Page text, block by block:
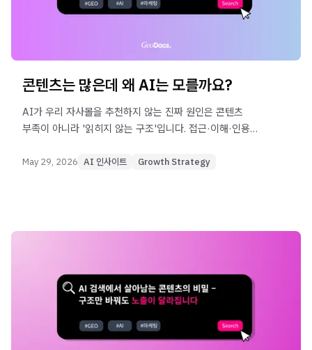
콘텐츠는 많은데 왜 AI는 모를까요?
AI가 우리 자사몰을 추천하지 않는 진짜 원인은 콘텐츠
부족이 아니라 '읽히지 않는 구조'입니다. 접근·이해·인용
정리했습니다.
May 29, 2026 AI 인사이트 Growth Strategy